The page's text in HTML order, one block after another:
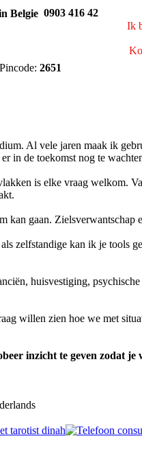
Ik
0903 416 42
Pincode: 2651
Al vele jaren maak ik
in de toekomst nog te
is elke vraag welkom.
kan gaan. Zielsverwantschap
zelfstandige kan ik je tools
huisvestiging,
willen zien hoe we met
inzicht te geven zodat